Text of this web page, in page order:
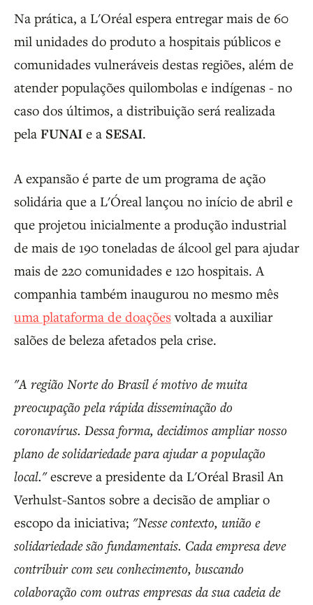
Na prática, a L'Oréal espera entregar mais de 60
mil unidades do produto a hospitais públicos e
comunidades vulneráveis destas regiões, além de
atender populações quilombolas e indígenas - no
caso dos últimos, a distribuição será realizada
pela FUNAI e a SESAI.
A expansão é parte de um programa de ação
solidária que a L'Óreal lançou no início de abril e
que projetou inicialmente a produção industrial
de mais de 190 toneladas de álcool gel para ajudar
mais de 220 comunidades e 120 hospitais. A
companhia também inaugurou no mesmo mês
uma plataforma de doaçõesvoltada a auxiliar
salões de beleza afetados pela crise.
"A região Norte do Brasil é motivo de muita
preocupação pela rápida disseminação do
coronavírus. Dessa forma, decidimos ampliar nosso
plano de solidariedade para ajudar a população
local."escreve a presidente da L'Oréal Brasil An
Verhulst-Santos sobre a decisão de ampliar o
escopo da iniciativa; "Nesse contexto, união e
solidariedade são fundamentais. Cada empresa deve
contribuir com seu conhecimento, buscando
colaboração com outras empresas da sua cadeia de